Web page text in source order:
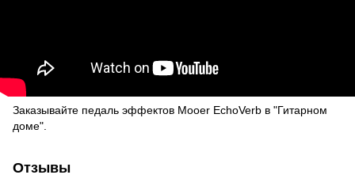
Заказывайте педаль эффектов Mooer EchoVerb в "Гитарном
доме".
Отзывы